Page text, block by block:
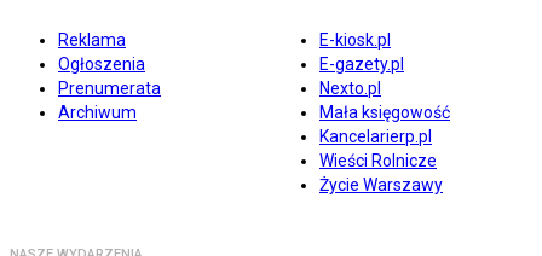
Reklama
Ogłoszenia
Prenumerata
Archiwum
E-kiosk.pl
E-gazety.pl
Nexto.pl
Mała księgowość
Kancelarierp.pl
Wieści Rolnicze
Życie Warszawy